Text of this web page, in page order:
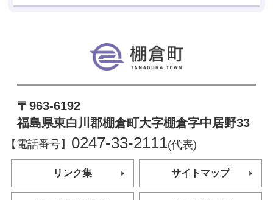
〒963-6192
福島県東白川郡棚倉町大字棚倉字中居野33
【電話番号】 0247-33-2111(代表)
リンク集 サイトマップ